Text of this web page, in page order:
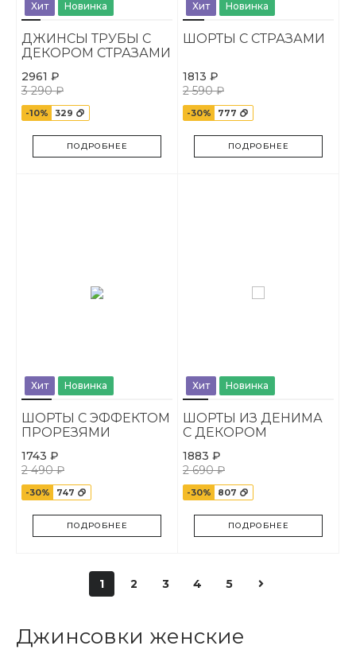
Хит Новинка
ДЖИНСЫ ТРУБЫ С
ДЕКОРОМ СТРАЗАМИ
2961 ₽
3 290 ₽
-10% 329
ПОДРОБНЕЕ
Хит Новинка
ШОРТЫ С СТРАЗАМИ
1813 ₽
2 590 ₽
-30% 777
ПОДРОБНЕЕ
Хит Новинка
ШОРТЫ С ЭФФЕКТОМ
ПРОРЕЗЯМИ
1743 ₽
2 490 ₽
-30% 747
ПОДРОБНЕЕ
Хит Новинка
ШОРТЫ ИЗ ДЕНИМА
С ДЕКОРОМ
1883 ₽
2 690 ₽
-30% 807
ПОДРОБНЕЕ
1 2 3 4 5
Джинсовки женские